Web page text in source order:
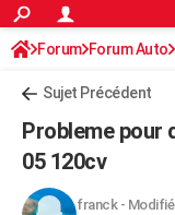
ACTUALITÉS
Politique
Société
Faits Divers
Education
Monde
Villes
+
Programme TV
TNTStreaming
Cinéma
Sorties cinéma
Musique
+FINANCE
Retraite
Impôts
Epargne
Immobilier
Risques naturels par
Banque
Assurance
Crédit
AUTO
Forum Forum Auto
Sujet Précédent
Probleme pour
05 120cv
franck- Modifié